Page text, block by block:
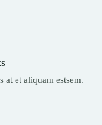
at et aliquam estsem.